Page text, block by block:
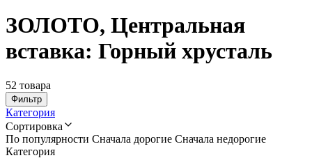
ЗОЛОТО, Центральная
вставка: Горный хрусталь
52 товара
Фильтр
Категория
Сортировка
По популярности Сначала дорогие Сначала недорогие
Категория